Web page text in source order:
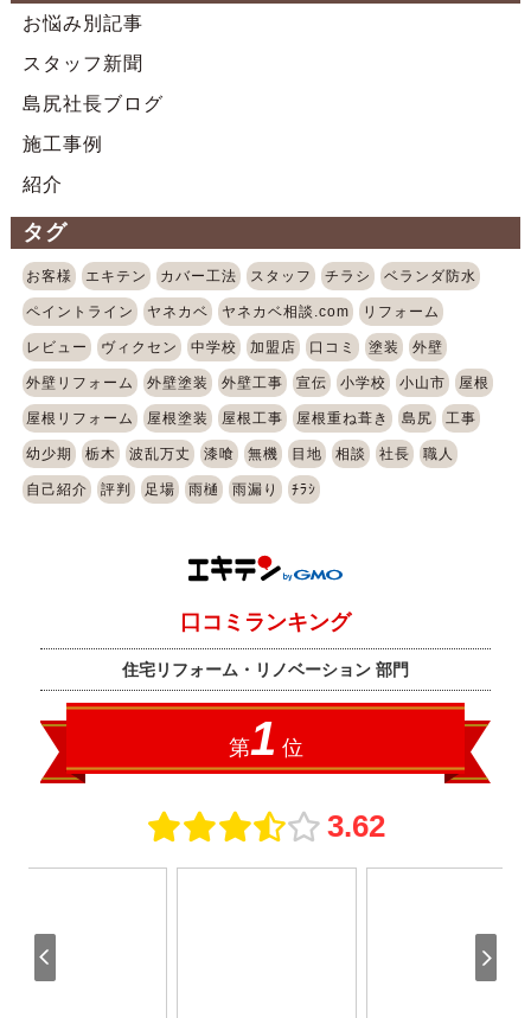
お悩み別記事
スタッフ新聞
島尻社長ブログ
施工事例
紹介
タグ
お客様 エキテン カバー工法 スタッフ チラシ ベランダ防水
ペイントライン ヤネカベ ヤネカベ相談.com リフォーム
レビュー ヴィクセン 中学校 加盟店 口コミ 塗装 外壁
外壁リフォーム 外壁塗装 外壁工事 宣伝 小学校 小山市 屋根
屋根リフォーム 屋根塗装 屋根工事 屋根重ね葺き 島尻 工事
幼少期 栃木 波乱万丈 漆喰 無機 目地 相談 社長 職人
自己紹介 評判 足場 雨樋 雨漏り ﾁﾗｼ